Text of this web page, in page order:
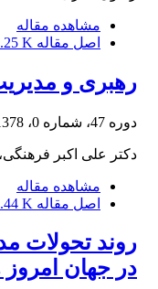
مشاهده مقاله
اصل مقاله K
رهبری و
دوره 47، شماره 0، 1378
دکتر علی اکبر
مشاهده مقاله
اصل مقاله K
روند تحولات
در جهان امروز